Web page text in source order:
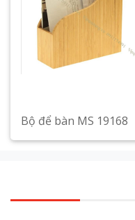
Bộ để bàn MS 19168
Xem chi tiết